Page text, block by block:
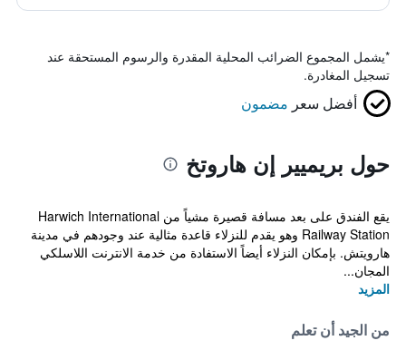
*يشمل المجموع الضرائب المحلية المقدرة والرسوم المستحقة عند
تسجيل المغادرة.
أفضل سعر مضمون
حول بريميير إن هاروتخ
يقع الفندق على بعد مسافة قصيرة مشياً من Harwich International
Railway Station وهو يقدم للنزلاء قاعدة مثالية عند وجودهم في مدينة
هارويتش. بإمكان النزلاء أيضاً الاستفادة من خدمة الانترنت اللاسلكي
المجان...
المزيد
من الجيد أن تعلم